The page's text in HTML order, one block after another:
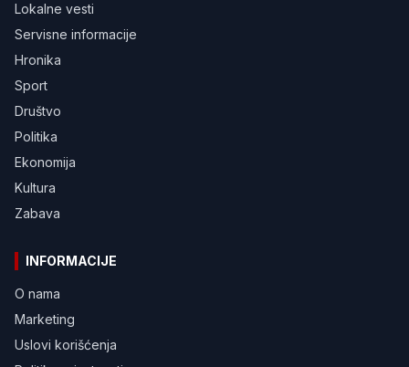
Lokalne vesti
Servisne informacije
Hronika
Sport
Društvo
Politika
Ekonomija
Kultura
Zabava
INFORMACIJE
O nama
Marketing
Uslovi korišćenja